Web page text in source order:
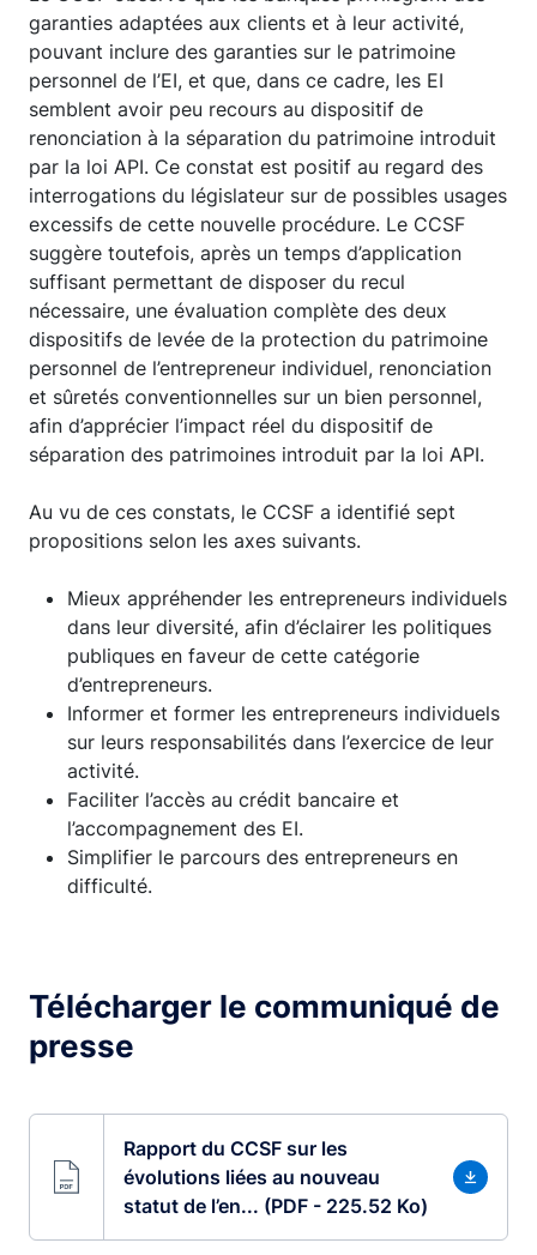
garanties adaptées aux clients et à leur activité,
pouvant inclure des garanties sur le patrimoine
personnel de l’EI, et que, dans ce cadre, les EI
semblent avoir peu recours au dispositif de
renonciation à la séparation du patrimoine introduit
par la loi API. Ce constat est positif au regard des
interrogations du législateur sur de possibles usages
excessifs de cette nouvelle procédure. Le CCSF
suggère toutefois, après un temps d’application
suffisant permettant de disposer du recul
nécessaire, une évaluation complète des deux
dispositifs de levée de la protection du patrimoine
personnel de l’entrepreneur individuel, renonciation
et sûretés conventionnelles sur un bien personnel,
afin d’apprécier l’impact réel du dispositif de
séparation des patrimoines introduit par la loi API.
Au vu de ces constats, le CCSF a identifié sept
propositions selon les axes suivants.
Mieux appréhender les entrepreneurs individuels
dans leur diversité, afin d’éclairer les politiques
publiques en faveur de cette catégorie
d’entrepreneurs.
Informer et former les entrepreneurs individuels
sur leurs responsabilités dans l’exercice de leur
activité.
Faciliter l’accès au crédit bancaire et
l’accompagnement des EI.
Simplifier le parcours des entrepreneurs en
difficulté.
Télécharger le communiqué de
presse
Rapport du CCSF sur les
évolutions liées au nouveau
statut de l’en... (PDF - 225.52 Ko)